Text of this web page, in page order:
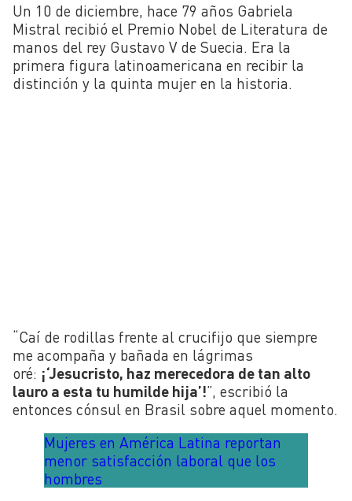
Un 10 de diciembre, hace 79 años Gabriela
Mistral recibió el Premio Nobel de Literatura de
manos del rey Gustavo V de Suecia. Era la
primera figura latinoamericana en recibir la
distinción y la quinta mujer en la historia.
“Caí de rodillas frente al crucifijo que siempre
me acompaña y bañada en lágrimas
oré: ¡‘Jesucristo, haz merecedora de tan alto
lauro a esta tu humilde hija’!”, escribió la
entonces cónsul en Brasil sobre aquel momento.
Mujeres en América Latina reportan
menor satisfacción laboral que los
hombres